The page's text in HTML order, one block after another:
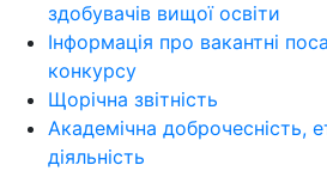
здобувачів вищої освіти
Інформація про вакантні
конкурсу
Щорічна звітність
Академічна доброчесність,
діяльність